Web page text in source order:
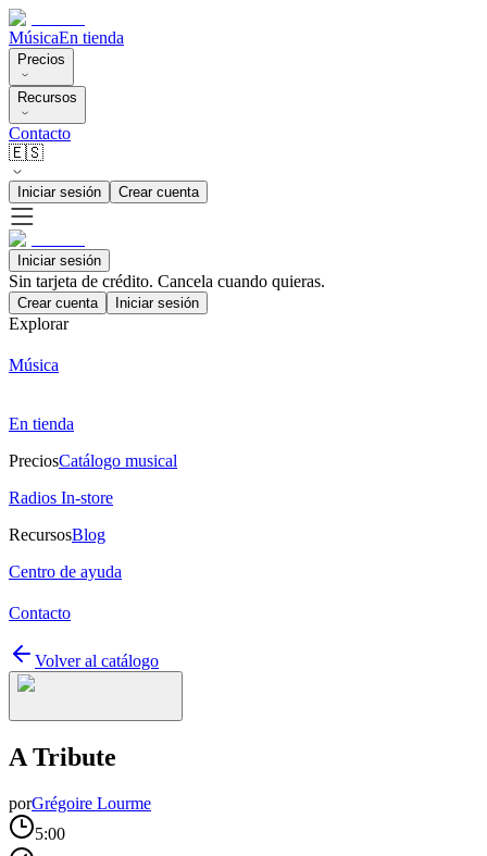
MúsicaEn tienda
Precios
Recursos
Contacto
🇪🇸
Iniciar sesión Crear cuenta
Iniciar sesión
Sin tarjeta de crédito. Cancela cuando quieras.
Crear cuenta Iniciar sesión
Explorar
Música
En tienda
PreciosCatálogo musical
Radios In-store
RecursosBlog
Centro de ayuda
Contacto
Volver al catálogo
A Tribute
porGrégoire Lourme
5:00